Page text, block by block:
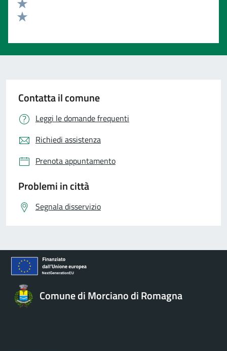
Valuta 2 stelle su 5
Contatta il comune
Leggi le domande frequenti
Richiedi assistenza
Prenota appuntamento
Problemi in città
Segnala disservizio
Comune di Morciano di Romagna